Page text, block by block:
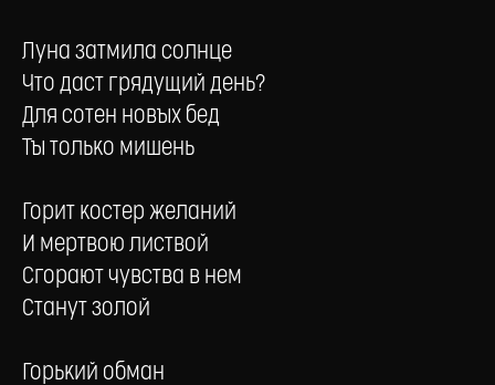
Луна затмила солнце
Что даст грядущий день?
Для сотен новых бед
Ты только мишень
Горит костер желаний
И мертвою листвой
Сгорают чувства в нем
Станут золой
Горький обман